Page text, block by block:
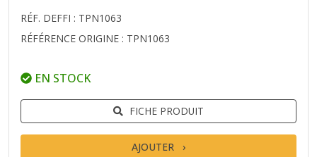
RÉF. DEFFI : TPN1063
RÉFÉRENCE ORIGINE : TPN1063
EN STOCK
FICHE PRODUIT
AJOUTER